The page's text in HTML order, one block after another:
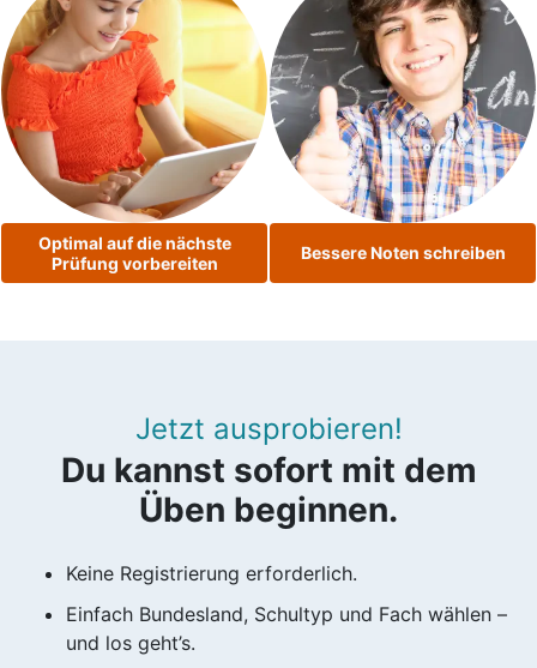
Optimal auf die nächste
Prüfung vorbereiten
Bessere Noten schreiben
Jetzt ausprobieren!
Du kannst sofort mit dem
Üben beginnen.
Keine Registrierung erforderlich.
Einfach Bundesland, Schultyp und Fach wählen –
und los geht’s.